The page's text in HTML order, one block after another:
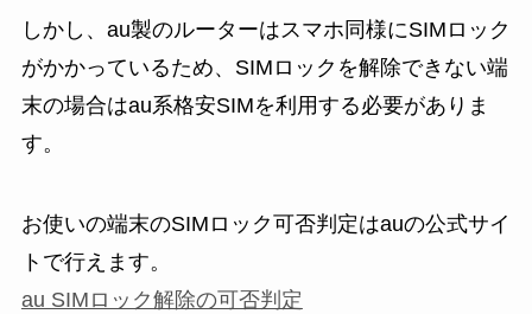
しかし、au製のルーターはスマホ同様にSIMロック
がかかっているため、SIMロックを解除できない端
末の場合はau系格安SIMを利用する必要がありま
す。
お使いの端末のSIMロック可否判定はauの公式サイ
トで行えます。
au SIMロック解除の可否判定